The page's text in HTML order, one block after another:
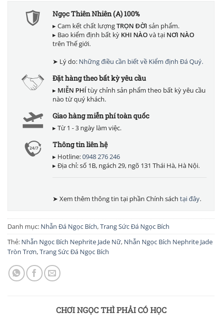
Ngọc Thiên Nhiên (A) 100%
▸ Cam kết chất lượngTRỌN ĐỜI sản phẩm.
▸ Bao kiểm định bất kỳ KHI NÀOvà tại NƠI NÀO
trên Thế giới.
➤ Lý do: Những điều cần biết về Kiểm định Đá Quý.
Đặt hàng theo bất kỳ yêu cầu
▸ MIỄN PHÍtùy chỉnh sản phẩm theo bất kỳ yêu cầu
nào từ quý khách.
Giao hàng miễn phí toàn quốc
▸ Từ 1 - 3 ngày làm việc.
Thông tin liên hệ
▸ Hotline:0948 276 246
▸ Địa chỉ: số 1B, ngách 29, ngõ 131 Thái Hà, Hà Nội.
➤ Xem thêm thông tin tại phần Chính sách tại đây.
Danh mục: Nhẫn Đá Ngọc Bích,Trang Sức Đá Ngọc Bích
Thẻ: Nhẫn Ngọc Bích Nephrite Jade Nữ, Nhẫn Ngọc Bích Nephrite Jade
Tròn Trơn,Trang Sức Đá Ngọc Bích
CHƠI NGỌC THÌ PHẢI CÓ HỌC